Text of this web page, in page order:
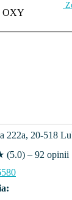
OXY
222a, 20-518
– 92 opinii